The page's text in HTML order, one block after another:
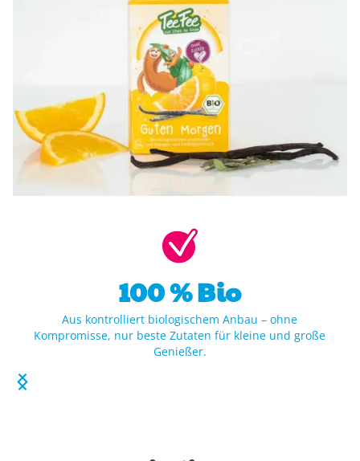
100 % Bio
Aus kontrolliert biologischem Anbau – ohne
Kompromisse, nur beste Zutaten für kleine und große
Genießer.